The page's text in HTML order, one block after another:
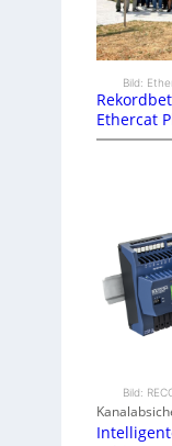
Bild:
Ethercat
Bild: